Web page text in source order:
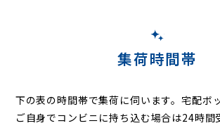
集荷時間帯
下の表の時間帯で集荷に伺います。宅配ボ
ご自身でコンビニに持ち込む場合は24時間